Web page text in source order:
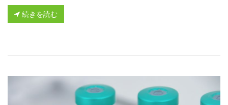
続きを読む